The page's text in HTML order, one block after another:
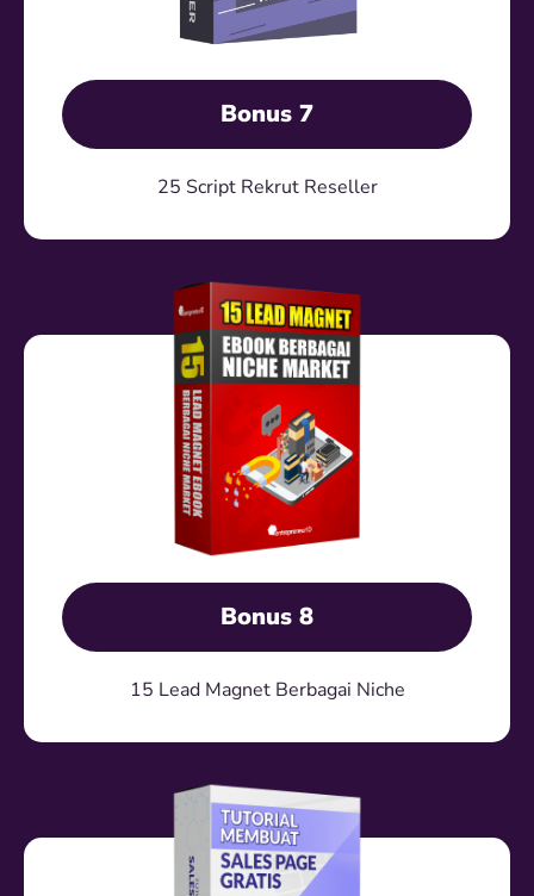
Bonus 7
25 Script Rekrut Reseller
Bonus 8
15 Lead Magnet Berbagai Niche